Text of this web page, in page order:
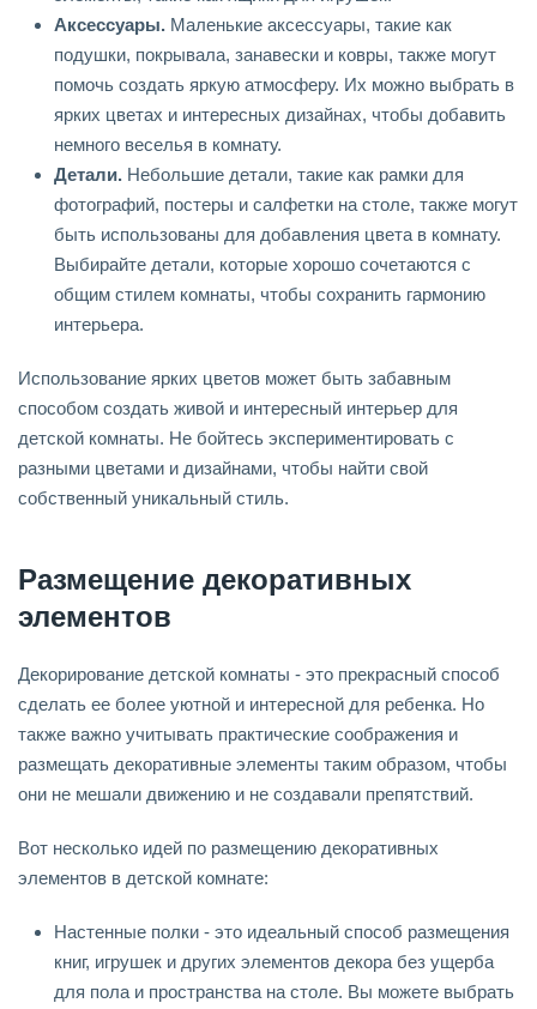
Аксессуары. Маленькие аксессуары, такие как
подушки, покрывала, занавески и ковры, также могут
помочь создать яркую атмосферу. Их можно выбрать в
ярких цветах и интересных дизайнах, чтобы добавить
немного веселья в комнату.
Детали. Небольшие детали, такие как рамки для
фотографий, постеры и салфетки на столе, также могут
быть использованы для добавления цвета в комнату.
Выбирайте детали, которые хорошо сочетаются с
общим стилем комнаты, чтобы сохранить гармонию
интерьера.
Использование ярких цветов может быть забавным
способом создать живой и интересный интерьер для
детской комнаты. Не бойтесь экспериментировать с
разными цветами и дизайнами, чтобы найти свой
собственный уникальный стиль.
Размещение декоративных
элементов
Декорирование детской комнаты - это прекрасный способ
сделать ее более уютной и интересной для ребенка. Но
также важно учитывать практические соображения и
размещать декоративные элементы таким образом, чтобы
они не мешали движению и не создавали препятствий.
Вот несколько идей по размещению декоративных
элементов в детской комнате:
Настенные полки - это идеальный способ размещения
книг, игрушек и других элементов декора без ущерба
для пола и пространства на столе. Вы можете выбрать